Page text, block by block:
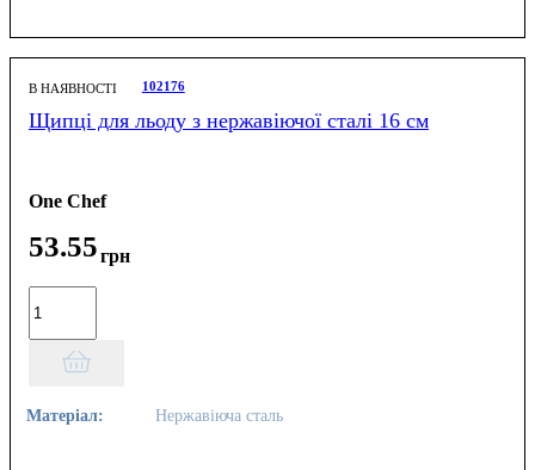
В НАЯВНОСТІ 102176
Щипці для льоду з нержавіючої сталі 16 см
One Chef
53.55грн
Матеріал: Нержавіюча сталь